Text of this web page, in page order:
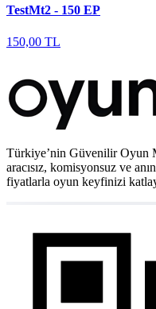
TestMt2 - 150 EP
150,00 TL
Türkiye’nin Güvenilir Oyun
aracısız, komisyonsuz ve
fiyatlarla oyun keyfinizi